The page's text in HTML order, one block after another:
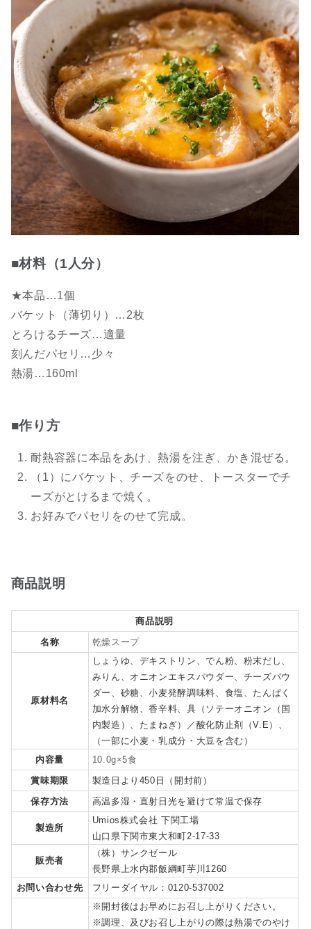
■材料（1人分）
★本品…1個
バケット（薄切り）…2枚
とろけるチーズ…適量
刻んだパセリ…少々
熱湯…160ml
■作り方
耐熱容器に本品をあけ、熱湯を注ぎ、かき混ぜる。
（1）にバケット、チーズをのせ、トースターでチ
ーズがとけるまで焼く。
お好みでパセリをのせて完成。
商品説明
商品説明
名称
乾燥スープ
原材料名
しょうゆ、デキストリン、でん粉、粉末だし、
みりん、オニオンエキスパウダー、チーズパウ
ダー、砂糖、小麦発酵調味料、食塩、たんぱく
加水分解物、香辛料、具（ソテーオニオン（国
内製造）、たまねぎ）／酸化防止剤（V.E）、
（一部に小麦・乳成分・大豆を含む）
内容量
10.0g×5食
賞味期限
製造日より450日（開封前）
保存方法
高温多湿・直射日光を避けて常温で保存
製造所
Umios株式会社 下関工場
山口県下関市東大和町2-17-33
販売者
（株）サンクゼール
長野県上水内郡飯綱町芋川1260
お問い合わせ先
フリーダイヤル：0120-537002
※開封後はお早めにお召し上がりください。
※調理、及びお召し上がりの際は熱湯でのやけ